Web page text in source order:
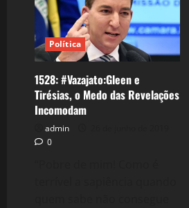
Agouro!
Política
1528: #Vazajato:Gleen e
Tirésias, o Medo das Revelações
Incomodam
admin
0